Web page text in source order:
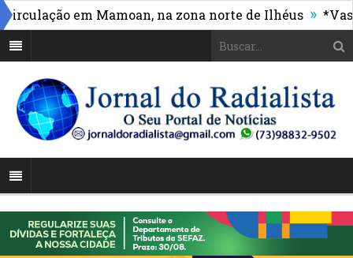
em Mamoan, na zona norte de Ilhéus » *Vasco